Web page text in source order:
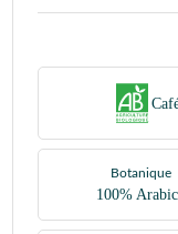
Botanique
100%